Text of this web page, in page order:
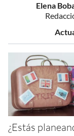
Elena
¿Estás